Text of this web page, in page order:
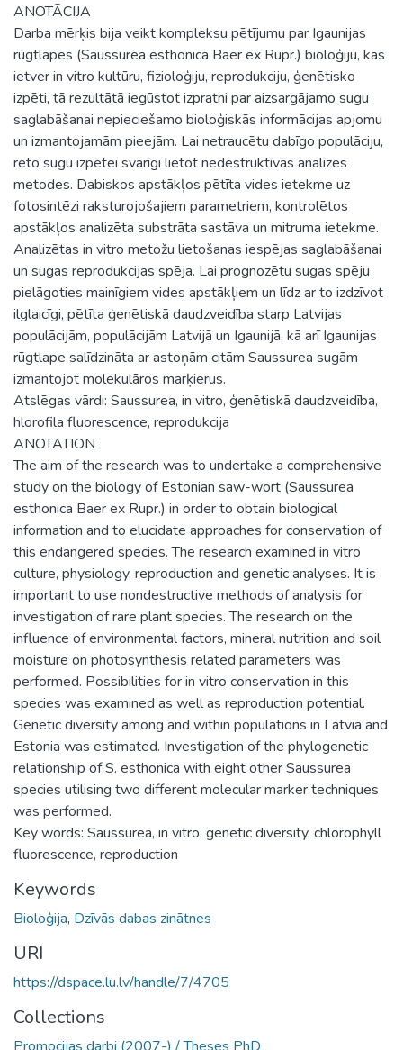
ANOTĀCIJA
Darba mērķis bija veikt kompleksu pētījumu par Igaunijas
rūgtlapes (Saussurea esthonica Baer ex Rupr.) bioloģiju, kas
ietver in vitro kultūru, fizioloģiju, reprodukciju, ģenētisko
izpēti, tā rezultātā iegūstot izpratni par aizsargājamo sugu
saglabāšanai nepieciešamo bioloģiskās informācijas apjomu
un izmantojamām pieejām. Lai netraucētu dabīgo populāciju,
reto sugu izpētei svarīgi lietot nedestruktīvās analīzes
metodes. Dabiskos apstākļos pētīta vides ietekme uz
fotosintēzi raksturojošajiem parametriem, kontrolētos
apstākļos analizēta substrāta sastāva un mitruma ietekme.
Analizētas in vitro metožu lietošanas iespējas saglabāšanai
un sugas reprodukcijas spēja. Lai prognozētu sugas spēju
pielāgoties mainīgiem vides apstākļiem un līdz ar to izdzīvot
ilglaicīgi, pētīta ģenētiskā daudzveidība starp Latvijas
populācijām, populācijām Latvijā un Igaunijā, kā arī Igaunijas
rūgtlape salīdzināta ar astoņām citām Saussurea sugām
izmantojot molekulāros marķierus.
Atslēgas vārdi: Saussurea, in vitro, ģenētiskā daudzveidība,
hlorofila fluorescence, reprodukcija
ANOTATION
The aim of the research was to undertake a comprehensive
study on the biology of Estonian saw-wort (Saussurea
esthonica Baer ex Rupr.) in order to obtain biological
information and to elucidate approaches for conservation of
this endangered species. The research examined in vitro
culture, physiology, reproduction and genetic analyses. It is
important to use nondestructive methods of analysis for
investigation of rare plant species. The research on the
influence of environmental factors, mineral nutrition and soil
moisture on photosynthesis related parameters was
performed. Possibilities for in vitro conservation in this
species was examined as well as reproduction potential.
Genetic diversity among and within populations in Latvia and
Estonia was estimated. Investigation of the phylogenetic
relationship of S. esthonica with eight other Saussurea
species utilising two different molecular marker techniques
was performed.
Key words: Saussurea, in vitro, genetic diversity, chlorophyll
fluorescence, reproduction
Keywords
Bioloģija, Dzīvās dabas zinātnes
URI
https://dspace.lu.lv/handle/7/4705
Collections